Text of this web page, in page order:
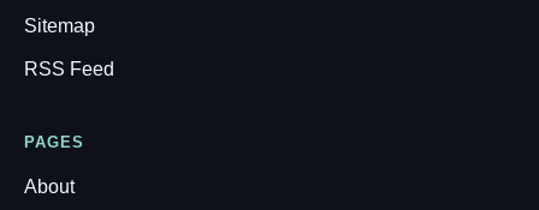
Sitemap
RSS Feed
PAGES
About